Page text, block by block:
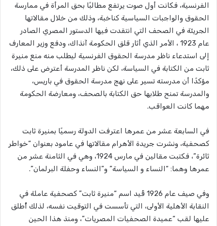
الفرنسية، فكانت أول صوت يرتفع مطالبًا بحق المرأة في ممارسة
الحقوق والواجبات السياسية كناخبة، وذلك من خلال مقالاتها
الجريئة في الصحف التي انتقدت فيها الدستور المصري الصادر
عام 1923 ، الأمر الذي أثار قلق الحكومة آنذاك، ودفع وزير المعارف
إلى استدعاء ناظر مدرسة الحقوق الفرنسية ليطلب منه منع منيرة
ثابت من الكتابة في السياسة، لكن ناظر المدرسة أعترض على ذلك،
مؤكدًا أن مدرسته تسير على نهج مدرسة الحقوق في باريس،
والمدرسة تمنح طلابها حق الكتابة بالصحف، ومعارضة الحكومة
مهما كانت العواقب.
في السابعة عشر من عمرها اعترفت الدولة رسميًا بمنيرة ثابت
كصحفية، ونشرت جريدة الأهرام مقالاتها في عامود بعنوان “خواطر
ثائرة”، فكتبت مقالين في مارس 1924، وهي في الثامنة عشر من
عمرها وهما: “النساء و السياسة” و”النساء وحفلة البرلمان”.
وفي صيف عام 1926 قُيد اسم “منيرة ثابت” كصحفية عاملة في
النقابة الأهلية الأولى، التي تأسست في التوقيت نفسه، لذلك أٌطلق
عليها لقب “عميدة الصحفيات المصريات”، ومنذ هذا الحين